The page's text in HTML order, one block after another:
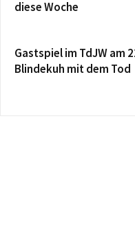
diese Woche
Gastspiel im TdJW am
Blindekuh mit dem Tod